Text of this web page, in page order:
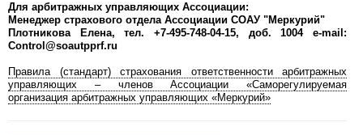
Для арбитражных управляющих Ассоциации:
Менеджер страхового отдела Ассоциации СОАУ "Меркурий"
Плотникова Елена, тел. +7-495-748-04-15, доб. 1004 e-mail:
Control@soautpprf.ru
Правила (стандарт) страхования ответственности арбитражных
управляющих – членов Ассоциации «Саморегулируемая
организация арбитражных управляющих «Меркурий»